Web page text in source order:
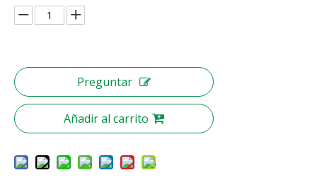
Preguntar
Añadir al carrito